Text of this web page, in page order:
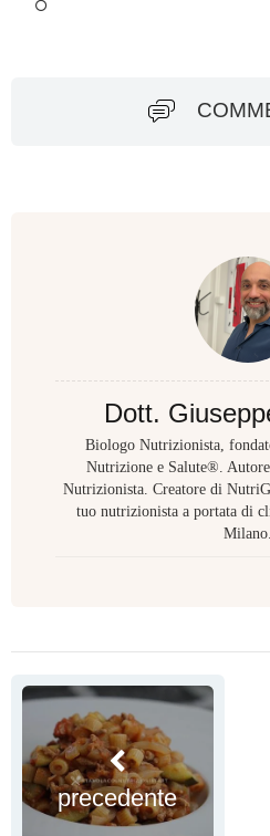
Dott.
Biologo Nutrizionista,
Nutrizione e Salute®.
Nutrizionista. Creatore di
tuo nutrizionista a portata di
Milano.
precedente